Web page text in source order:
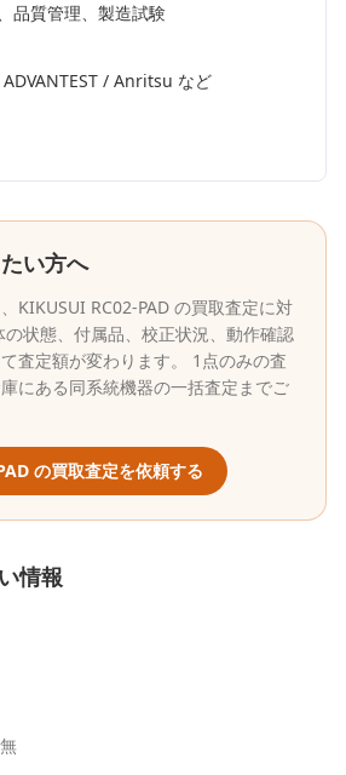
品質管理、製造試験
/ Anritsu など
い方へ
KIKUSUI RC02-PAD の買取査定に対
状態、付属品、校正状況、動作確認
査定額が変わります。 1点のみの査
にある同系統機器の一括査定までご
の買取査定を依頼する
情報